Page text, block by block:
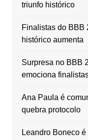
triunfo histórico
Finalistas do BBB
histórico aumenta
Surpresa no BBB
emociona
Ana Paula é
quebra protocolo
Leandro Boneco